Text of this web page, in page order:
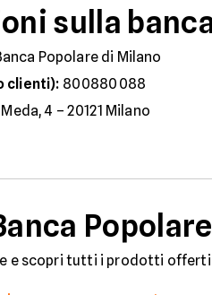
sulla
Popolare di Milano
clienti): 800880088
4 – 20121 Milano
e scopri tutti i prodotti offerti